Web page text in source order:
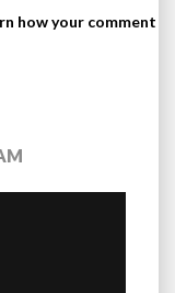
how your comment